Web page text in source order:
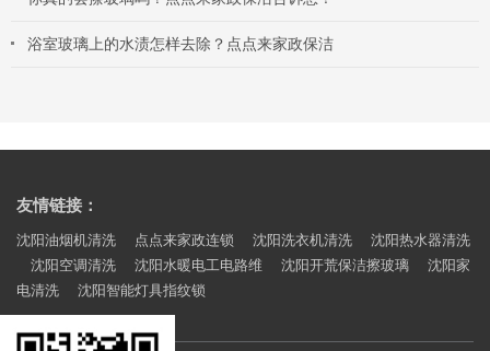
浴室玻璃上的水渍怎样去除？点点来家政保洁
友情链接：
沈阳油烟机清洗 点点来家政连锁 沈阳洗衣机清洗
沈阳热水器清洗
沈阳空调清洗
沈阳水暖电工电路维 沈阳开荒保洁擦玻璃
沈阳家
电清洗
沈阳智能灯具指纹锁